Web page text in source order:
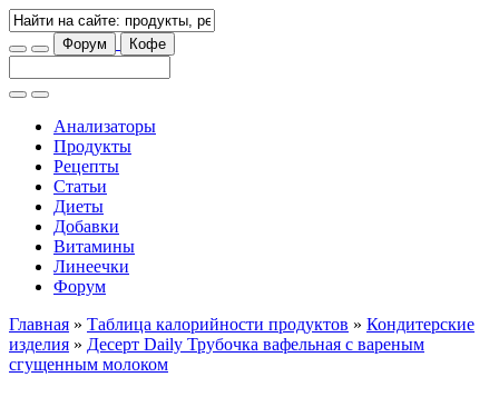
Форум Кофе
Анализаторы
Продукты
Рецепты
Статьи
Диеты
Добавки
Витамины
Линеечки
Форум
Главная » Таблица калорийности продуктов » Кондитерские
изделия » Десерт Daily Трубочка вафельная с вареным
сгущенным молоком